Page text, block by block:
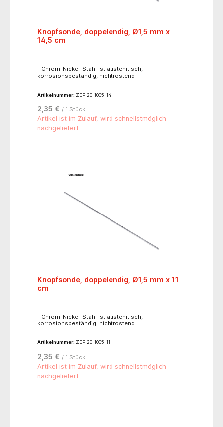
Knopfsonde, doppelendig, Ø1,5 mm x
14,5 cm
- Chrom-Nickel-Stahl ist austenitisch,
korrosionsbeständig, nichtrostend
Artikelnummer: ZEP 20-1005-14
2,35 € / 1 Stück
Artikel ist im Zulauf, wird schnellstmöglich
nachgeliefert
Knopfsonde, doppelendig, Ø1,5 mm x 11
cm
- Chrom-Nickel-Stahl ist austenitisch,
korrosionsbeständig, nichtrostend
Artikelnummer: ZEP 20-1005-11
2,35 € / 1 Stück
Artikel ist im Zulauf, wird schnellstmöglich
nachgeliefert